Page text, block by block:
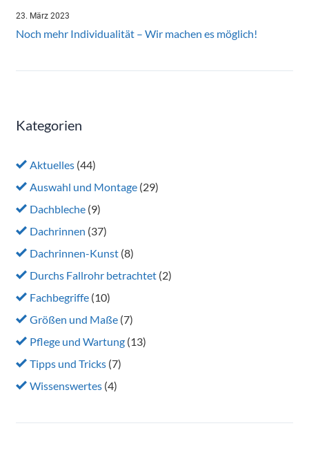
Noch mehr Individualität – Wir machen es möglich!
23. März 2023
Kategorien
Aktuelles (44)
Auswahl und Montage (29)
Dachbleche (9)
Dachrinnen (37)
Dachrinnen-Kunst (8)
Durchs Fallrohr betrachtet (2)
Fachbegriffe (10)
Größen und Maße (7)
Pflege und Wartung (13)
Tipps und Tricks (7)
Wissenswertes (4)